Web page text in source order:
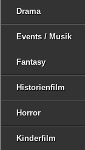
Drama
Events / Musik
Fantasy
Historienfilm
Horror
Kinderfilm